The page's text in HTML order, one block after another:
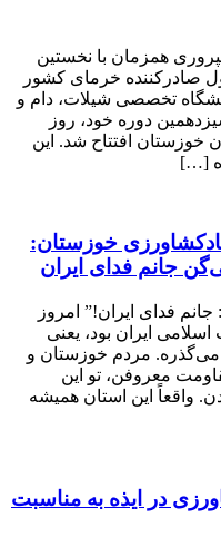
همزمان با نخستین
صادرکننده خرمای کشور
تخصصی شیلات، دام و
دوره خود، روز
در استان خوزستان افتتاح شد. این
[…]
خوزستان:
جانم فدای ایران!” امروز
ایران بود، یعنی
می‌گذره. مردم خوزستان و
معروفن، تو این
واقعاً این استان همیشه
در ایذه به مناسبت